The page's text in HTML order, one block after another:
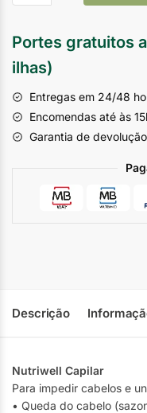
Portes gratuitos
ilhas)
Entregas em 24/48
Encomendas até às
Garantia de
Descrição
Nutriwell Capilar
Para impedir cabelos e
• Queda do cabelo